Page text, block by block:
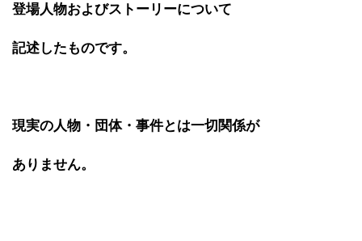
登場人物およびストーリーについて
記述したものです。
現実の人物・団体・事件とは一切関係が
ありません。